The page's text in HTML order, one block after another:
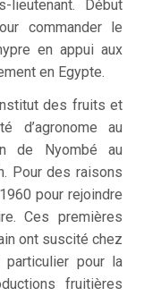
Début
commander le
en appui aux
en Egypte.
des fruits et
d’agronome au
de Nyombé au
Pour des raisons
pour rejoindre
Ces premières
ont suscité chez
pour la
fruitières